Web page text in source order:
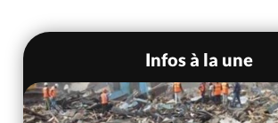
Infos à la une